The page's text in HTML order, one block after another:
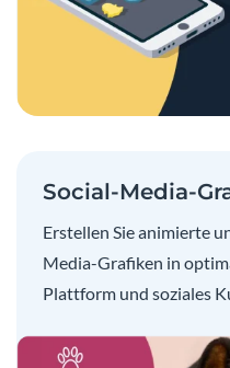
Social-Media-
Erstellen Sie animierte
Media-Grafiken in
Plattform und soziales